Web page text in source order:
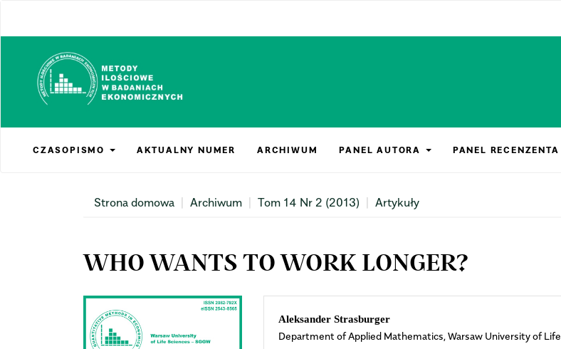
Content
Sidebar
CZASOPISMO AKTUALNY NUMER ARCHIWUM PANEL AUTORA PANEL RECENZENTA
Strona domowa Archiwum Tom 14 Nr 2 (2013) Artykuły
WHO WANTS TO WORK LONGER?
Article
Main
Aleksander Strasburger
Department of Applied Mathematics, Warsaw University of Life